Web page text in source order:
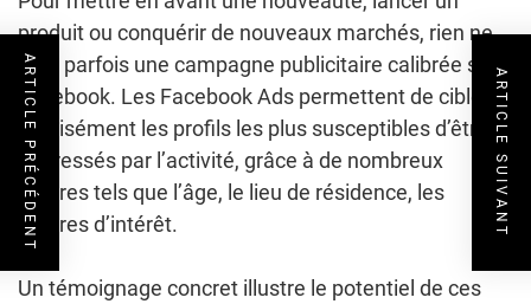
produit ou conquérir de nouveaux marchés, rien ne
vaut parfois une campagne publicitaire calibrée sur
Facebook. Les Facebook Ads permettent de cibler
précisément les profils les plus susceptibles d’être
intéressés par l’activité, grâce à de nombreux
critères tels que l’âge, le lieu de résidence, les
centres d’intérêt.
Un témoignage concret illustre le potentiel de ces
ARTICLE PRÉCÉDENT ARTICLE SUIVANT